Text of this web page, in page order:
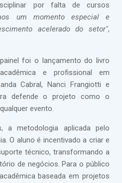
por falta de cursos
um momento especial e
acelerado do setor",
foi o lançamento do livro
e profissional em
Cabral, Nanci Frangiotti e
defende o projeto como o
evento.
a metodologia aplicada pelo
O aluno é incentivado a criar e
técnico, transformando a
de negócios. Para o público
baseada em projetos